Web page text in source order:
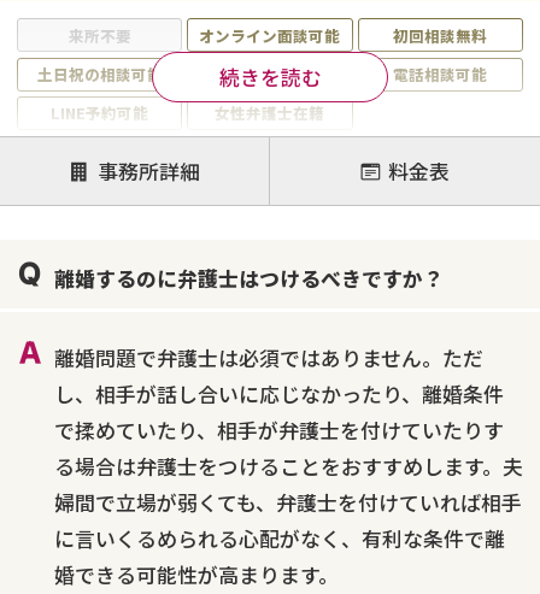
来所不要 オンライン面談可能
初回相談無料
土日祝の相談可能
19時以降電話可能
電話相談可能
LINE予約可能
女性弁護士在籍
注力案件
離婚前相談
離婚調停
離婚裁判
不貞・不倫慰謝料請求
国際離婚
養育費問題
続きを読む
事務所詳細 料金表
離婚するのに弁護士はつけるべきですか？
離婚問題で弁護士は必須ではありません。ただ
し、相手が話し合いに応じなかったり、離婚条件
で揉めていたり、相手が弁護士を付けていたりす
る場合は弁護士をつけることをおすすめします。夫
婦間で立場が弱くても、弁護士を付けていれば相手
に言いくるめられる心配がなく、有利な条件で離
婚できる可能性が高まります。